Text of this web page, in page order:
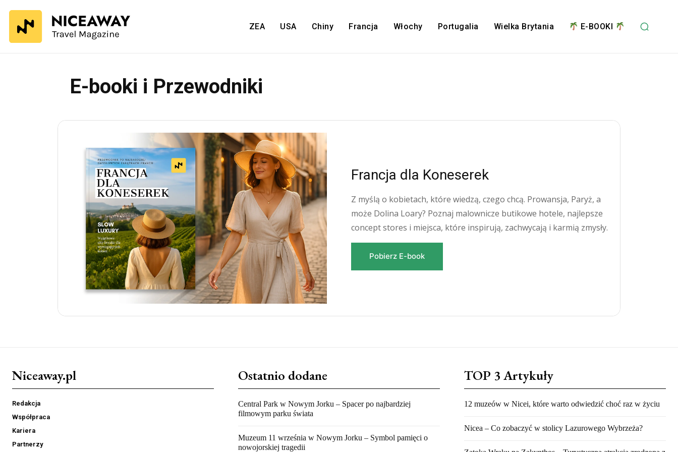
ZEA USA Chiny Francja Włochy Portugalia Wielka Brytania E-BOOKI
E-booki i Przewodniki
Francja dla Koneserek
Z myślą o kobietach, które wiedzą, czego chcą. Prowansja, Paryż, a
może Dolina Loary? Poznaj malownicze butikowe hotele, najlepsze
concept stores i miejsca, które inspirują, zachwycają i karmią zmysły.
Pobierz E-book
Niceaway.pl
Redakcja
Współpraca
Kariera
Partnerzy
Ostatnio dodane
Central Park w Nowym Jorku – Spacer po najbardziej
filmowym parku świata
Muzeum 11 września w Nowym Jorku – Symbol pamięci o
nowojorskiej tragedii
TOP 3 Artykuły
12 muzeów w Nicei, które warto odwiedzić choć raz w życiu
Nicea – Co zobaczyć w stolicy Lazurowego Wybrzeża?